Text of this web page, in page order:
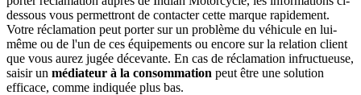
dessous vous permettront de contacter cette marque rapidement.
Votre réclamation peut porter sur un problème du véhicule en lui-
même ou de l'un de ces équipements ou encore sur la relation client
que vous aurez jugée décevante. En cas de réclamation infructueuse,
saisir un médiateur à la consommation peut être une solution
efficace, comme indiquée plus bas.